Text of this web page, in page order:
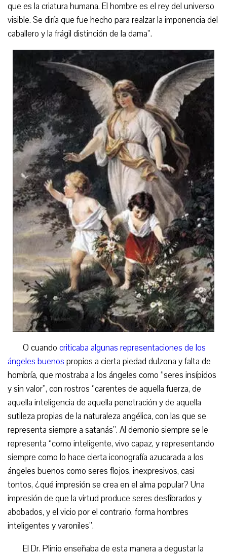
que es la criatura humana. El hombre es el rey del universo
visible. Se diría que fue hecho para realzar la imponencia del
caballero y la frágil distinción de la dama”.
O cuando criticaba algunas representaciones de los
ángeles buenos propios a cierta piedad dulzona y falta de
hombría, que mostraba a los ángeles como “seres insípidos
y sin valor”, con rostros “carentes de aquella fuerza, de
aquella inteligencia de aquella penetración y de aquella
sutileza propias de la naturaleza angélica, con las que se
representa siempre a satanás”. Al demonio siempre se le
representa “como inteligente, vivo capaz, y representando
siempre como lo hace cierta iconografía azucarada a los
ángeles buenos como seres flojos, inexpresivos, casi
tontos, ¿qué impresión se crea en el alma popular? Una
impresión de que la virtud produce seres desfibrados y
abobados, y el vicio por el contrario, forma hombres
inteligentes y varoniles”.
El Dr. Plinio enseñaba de esta manera a degustar la